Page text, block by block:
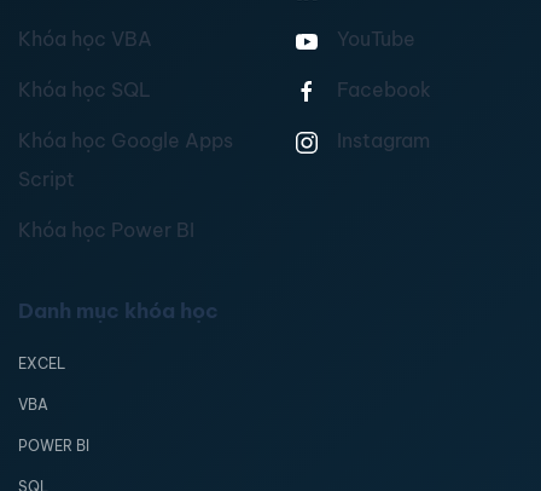
Khóa học VBA
Khóa học SQL
Khóa học Google Apps
Script
Khóa học Power BI
YouTube
Facebook
Instagram
Danh mục khóa học
EXCEL
VBA
POWER BI
SQL